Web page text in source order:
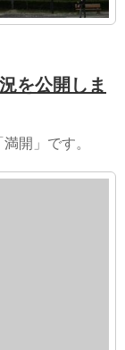
を公開しま
開」です。